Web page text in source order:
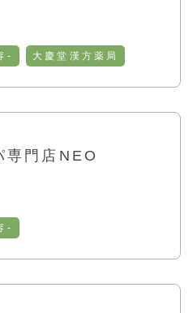
- 大慶堂漢方薬局
専門店NEO
-